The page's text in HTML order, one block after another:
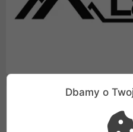
Cechy produktu
Dbamy o